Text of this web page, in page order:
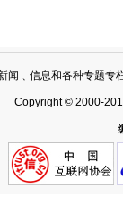
闻﹑信息和各种专题专
Copyright © 2000-